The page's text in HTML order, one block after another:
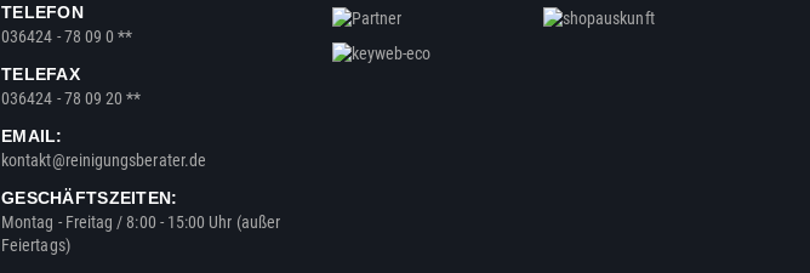
TELEFON
036424 - 78 09 0 **
TELEFAX
036424 - 78 09 20 **
EMAIL:
kontakt@reinigungsberater.de
GESCHÄFTSZEITEN:
Montag - Freitag / 8:00 - 15:00 Uhr (außer
Feiertags)